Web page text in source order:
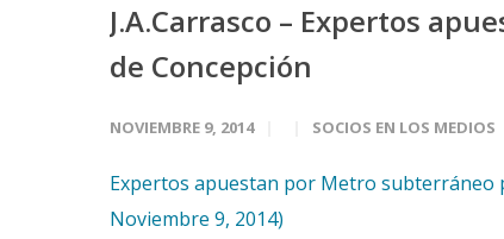
J.A.Carrasco – Expertos
de Concepción
NOVIEMBRE 9, 2014 SOCIOS EN LOS MEDIOS
Expertos apuestan por Metro subterráneo
Noviembre 9, 2014)